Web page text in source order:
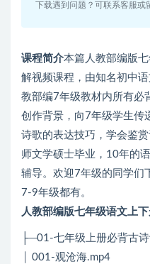
下载遇到问题？可联系客服或
课程简介本篇人教部编版
解视频课程，由知名初中
教部编7年级教材内所有必
创作背景，向7年级学生传
诗歌的表达技巧，学会鉴
师文学硕士毕业，10年的
辅导。欢迎7年级的同学们
7-9年级都有。
人教部编版七年级语文上
├─01-七年级上册必背古诗
│ 001-观沧海.mp4